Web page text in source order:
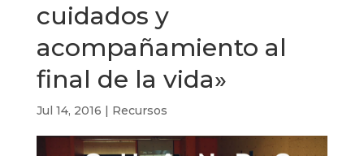
cuidados y
acompañamiento al
final de la vida»
Jul 14, 2016 | Recursos